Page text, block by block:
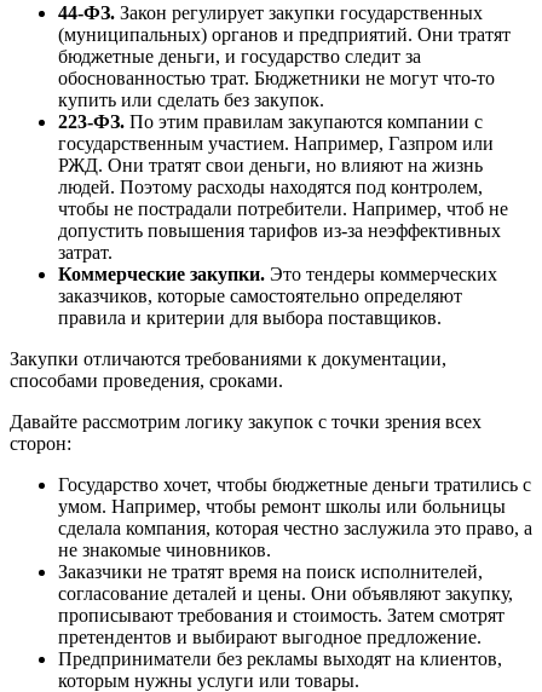
44-ФЗ. Закон регулирует закупки государственных
(муниципальных) органов и предприятий. Они тратят
бюджетные деньги, и государство следит за
обоснованностью трат. Бюджетники не могут что-то
купить или сделать без закупок.
223-ФЗ. По этим правилам закупаются компании с
государственным участием. Например, Газпром или
РЖД. Они тратят свои деньги, но влияют на жизнь
людей. Поэтому расходы находятся под контролем,
чтобы не пострадали потребители. Например, чтоб не
допустить повышения тарифов из-за неэффективных
затрат.
Коммерческие закупки. Это тендеры коммерческих
заказчиков, которые самостоятельно определяют
правила и критерии для выбора поставщиков.
Закупки отличаются требованиями к документации,
способами проведения, сроками.
Давайте рассмотрим логику закупок с точки зрения всех
сторон:
Государство хочет, чтобы бюджетные деньги тратились с
умом. Например, чтобы ремонт школы или больницы
сделала компания, которая честно заслужила это право, а
не знакомые чиновников.
Заказчики не тратят время на поиск исполнителей,
согласование деталей и цены. Они объявляют закупку,
прописывают требования и стоимость. Затем смотрят
претендентов и выбирают выгодное предложение.
Предприниматели без рекламы выходят на клиентов,
которым нужны услуги или товары.